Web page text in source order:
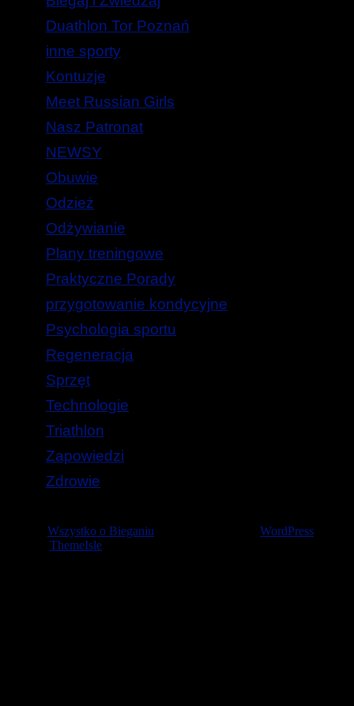
Duathlon Tor Poznań
inne sporty
Kontuzje
Meet Russian Girls
Nasz Patronat
NEWSY
Obuwie
Odzież
Odżywianie
Plany treningowe
Praktyczne Porady
przygotowanie kondycyjne
Psychologia sportu
Regeneracja
Sprzęt
Technologie
Triathlon
Zapowiedzi
Zdrowie
Wszystko o Bieganiu
WordPress
ThemeIsle